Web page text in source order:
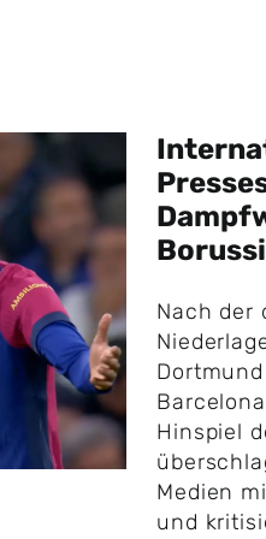
Nach der
Hinspiel
Medien
und